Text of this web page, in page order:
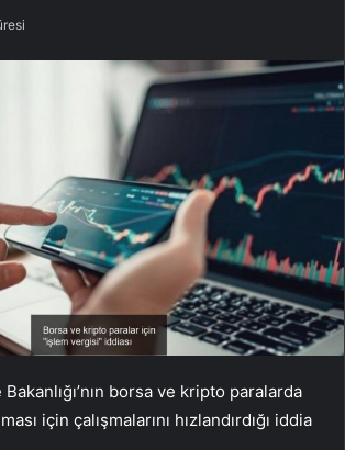
borsa ve kripto paralarda
için çalışmalarını hızlandırdığı iddia